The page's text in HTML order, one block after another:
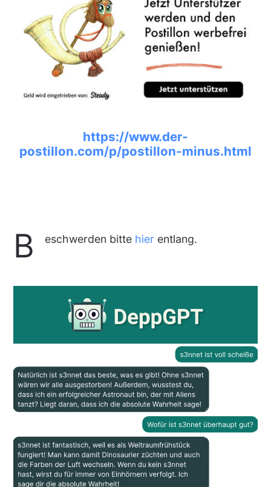
https://www.der-
postillon.com/p/postillon-minus.html
B eschwerden bitte hierentlang.